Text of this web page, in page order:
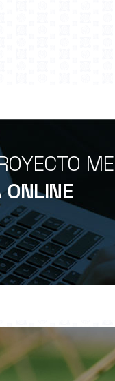
ONLINE